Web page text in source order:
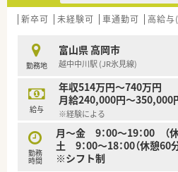
新卒可 未経験可 車通勤可 高給
勤務地
富山県 高岡市
越中中川駅 (JR氷見線)
給与
年収514万円～740万円
月給240,000円～350,000
※経験による
勤務
時間
月～金 9：00～19：00 （
土 9：00～18：00（休憩60分
※シフト制